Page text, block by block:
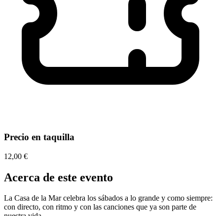
Precio en taquilla
12,00 €
Acerca de este evento
La Casa de la Mar celebra los sábados a lo grande y como siempre:
con directo, con ritmo y con las canciones que ya son parte de